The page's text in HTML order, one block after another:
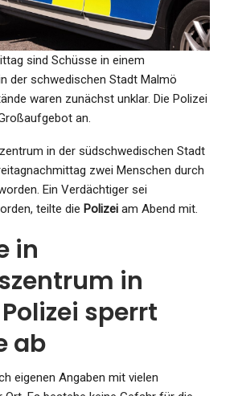
sind Schüsse in einem
der schwedischen Stadt Malmö
waren zunächst unklar. Die Polizei
an.
in der südschwedischen Stadt
zwei Menschen durch
Ein Verdächtiger sei
teilte die Polizei am Abend mit.
in
in
sperrt
ab
eigenen Angaben mit vielen